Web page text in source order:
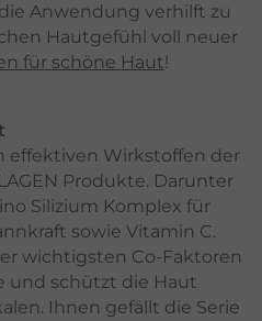
Anwendung verhilft zu
Hautgefühl voll neuer
für schöne Haut!
effektiven Wirkstoffen der
Produkte. Darunter
Silizium Komplex für
sowie Vitamin C.
wichtigsten Co-Faktoren
und schützt die Haut
Ihnen gefällt die Serie